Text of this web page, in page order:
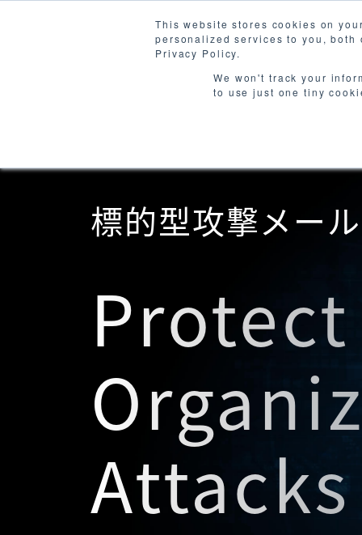
This website stores cookies on
personalized services to you, both
Privacy Policy.
We won't track your
to use just one tiny
標的型攻撃メー
Attacks